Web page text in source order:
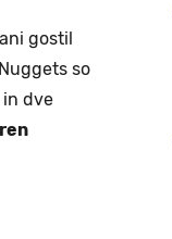
gostil
so
in dve